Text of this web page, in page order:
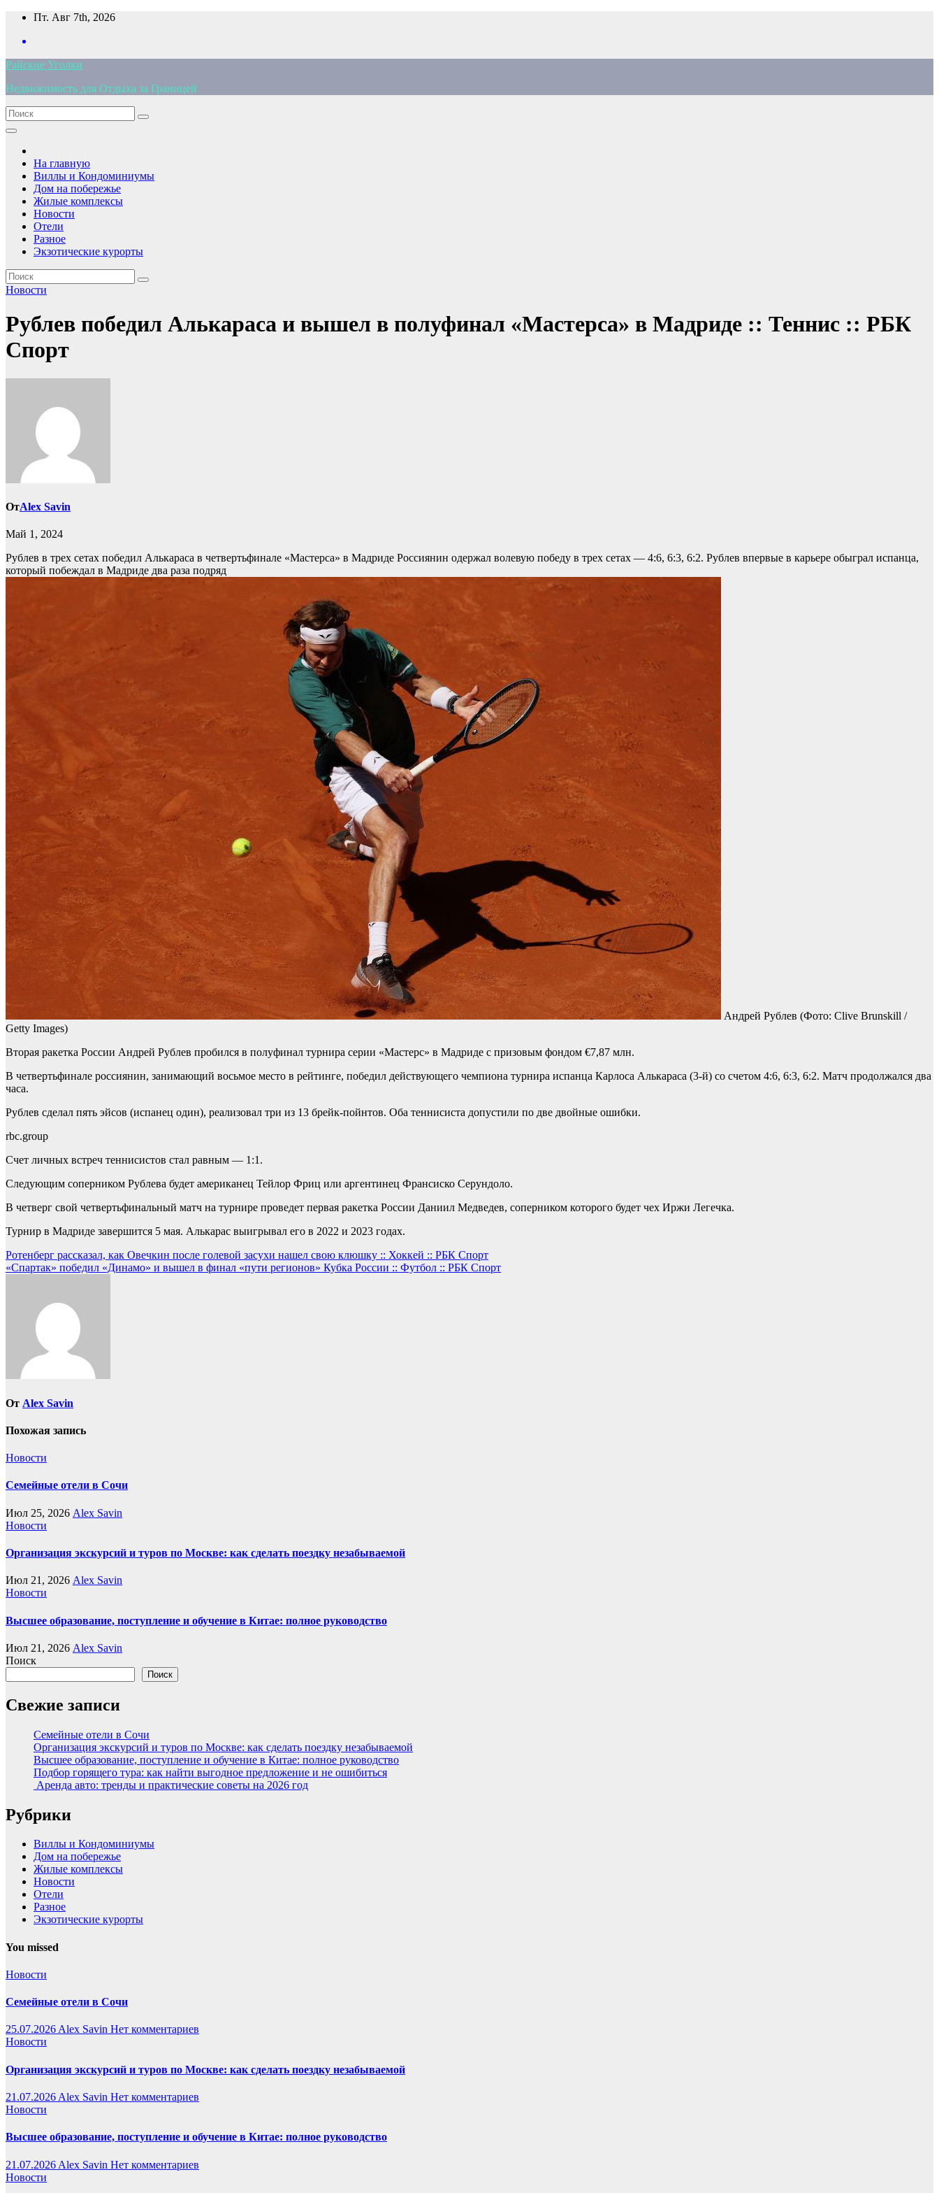
Перейти
содержимому
Пт. Авг 7th, 2026
Райские Уголки
Недвижимость для Отдыха за Границей
На главную
Виллы и Кондоминиумы
Дом на побережье
Жилые комплексы
Новости
Отели
Разное
Экзотические курорты
Новости
Рублев победил Алькараса и вышел в полуфинал «Мастерса» в Мадриде :: Теннис :: РБК
Спорт
ОтAlex Savin
Май 1, 2024
Рублев в трех сетах победил Алькараса в четвертьфинале «Мастерса» в Мадриде Россиянин одержал волевую победу в трех сетах — 4:6, 6:3, 6:2. Рублев впервые в карьере обыграл испанца,
который побеждал в Мадриде два раза подряд
Андрей Рублев (Фото: Clive Brunskill /
Getty Images)
Вторая ракетка России Андрей Рублев пробился в полуфинал турнира серии «Мастерс» в Мадриде с призовым фондом €7,87 млн.
В четвертьфинале россиянин, занимающий восьмое место в рейтинге, победил действующего чемпиона турнира испанца Карлоса Алькараса (3-й) со счетом 4:6, 6:3, 6:2. Матч продолжался два
часа.
Рублев сделал пять эйсов (испанец один), реализовал три из 13 брейк-пойнтов. Оба теннисиста допустили по две двойные ошибки.
rbc.group
Счет личных встреч теннисистов стал равным — 1:1.
Следующим соперником Рублева будет американец Тейлор Фриц или аргентинец Франсиско Серундоло.
В четверг свой четвертьфинальный матч на турнире проведет первая ракетка России Даниил Медведев, соперником которого будет чех Иржи Легечка.
Турнир в Мадриде завершится 5 мая. Алькарас выигрывал его в 2022 и 2023 годах.
Навигация
по
Ротенберг рассказал, как Овечкин после голевой засухи нашел свою клюшку :: Хоккей :: РБК Спорт
«Спартак» победил «Динамо» и вышел в финал «пути регионов» Кубка России :: Футбол :: РБК Спорт
От Alex Savin
Похожая запись
Новости
Семейные отели в Сочи
Июл 25, 2026 Alex Savin
Новости
Организация экскурсий и туров по Москве: как сделать поездку незабываемой
Июл 21, 2026 Alex Savin
Новости
Высшее образование, поступление и обучение в Китае: полное руководство
Июл 21, 2026 Alex Savin
Поиск
Поиск
Свежие записи
Семейные отели в Сочи
Организация экскурсий и туров по Москве: как сделать поездку незабываемой
Высшее образование, поступление и обучение в Китае: полное руководство
Подбор горящего тура: как найти выгодное предложение и не ошибиться
Аренда авто: тренды и практические советы на 2026 год
Рубрики
Виллы и Кондоминиумы
Дом на побережье
Жилые комплексы
Новости
Отели
Разное
Экзотические курорты
You missed
Новости
Семейные отели в Сочи
25.07.2026Alex Savin Нет комментариев
Новости
Организация экскурсий и туров по Москве: как сделать поездку незабываемой
21.07.2026 Alex Savin Нет комментариев
Новости
Высшее образование, поступление и обучение в Китае: полное руководство
21.07.2026 Alex Savin Нет комментариев
Новости